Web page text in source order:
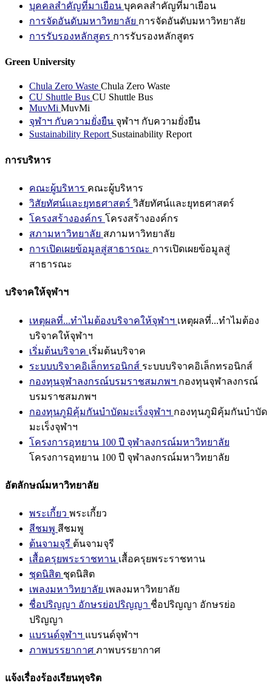
บุคคลสำคัญที่มาเยือน บุคคลสำคัญที่มาเยือน
การจัดอันดับมหาวิทยาลัย การจัดอันดับมหาวิทยาลัย
การรับรองหลักสูตร การรับรองหลักสูตร
Green University
Chula Zero Waste Chula Zero Waste
CU Shuttle Bus CU Shuttle Bus
MuvMi MuvMi
จุฬาฯ กับความยั่งยืน จุฬาฯ กับความยั่งยืน
Sustainability Report Sustainability Report
การบริหาร
คณะผู้บริหาร คณะผู้บริหาร
วิสัยทัศน์และยุทธศาสตร์ วิสัยทัศน์และยุทธศาสตร์
โครงสร้างองค์กร โครงสร้างองค์กร
สภามหาวิทยาลัย สภามหาวิทยาลัย
การเปิดเผยข้อมูลสู่สาธารณะ การเปิดเผยข้อมูลสู่
สาธารณะ
บริจาคให้จุฬาฯ
เหตุผลที่...ทำไมต้องบริจาคให้จุฬาฯ เหตุผลที่...ทำไมต้อง
บริจาคให้จุฬาฯ
เริ่มต้นบริจาค เริ่มต้นบริจาค
ระบบบริจาคอิเล็กทรอนิกส์ ระบบบริจาคอิเล็กทรอนิกส์
กองทุนจุฬาลงกรณ์บรมราชสมภพฯ กองทุนจุฬาลงกรณ์
บรมราชสมภพฯ
กองทุนภูมิคุ้มกันบำบัดมะเร็งจุฬาฯ กองทุนภูมิคุ้มกันบำบัด
มะเร็งจุฬาฯ
โครงการอุทยาน 100 ปี จุฬาลงกรณ์มหาวิทยาลัย
โครงการอุทยาน 100 ปี จุฬาลงกรณ์มหาวิทยาลัย
อัตลักษณ์มหาวิทยาลัย
พระเกี้ยว พระเกี้ยว
สีชมพู สีชมพู
ต้นจามจุรี ต้นจามจุรี
เสื้อครุยพระราชทาน เสื้อครุยพระราชทาน
ชุดนิสิต ชุดนิสิต
เพลงมหาวิทยาลัย เพลงมหาวิทยาลัย
ชื่อปริญญา อักษรย่อปริญญา ชื่อปริญญา อักษรย่อ
ปริญญา
แบรนด์จุฬาฯ แบรนด์จุฬาฯ
ภาพบรรยากาศ ภาพบรรยากาศ
แจ้งเรื่องร้องเรียนทุจริต